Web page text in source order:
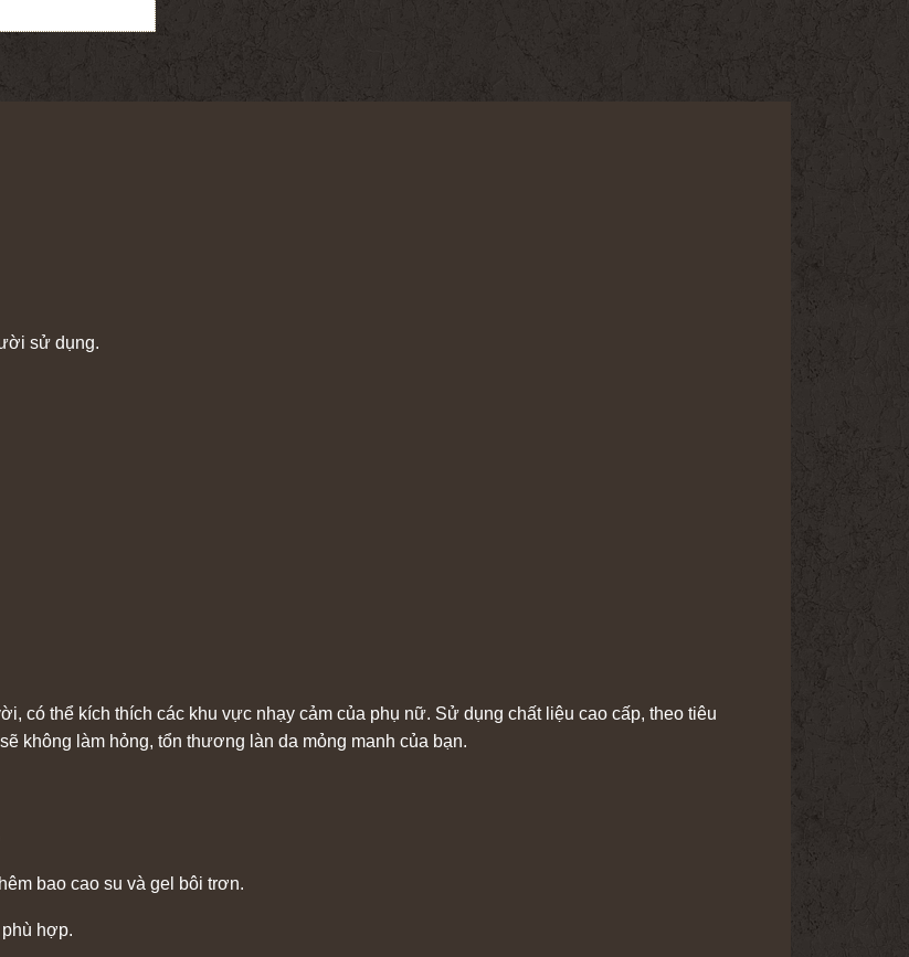
sử dụng.
có thể kích thích các khu vực nhạy cảm của phụ nữ. Sử dụng chất liệu cao cấp, theo tiêu
không làm hỏng, tổn thương làn da mỏng manh của bạn.
bao cao su và gel bôi trơn.
hợp.